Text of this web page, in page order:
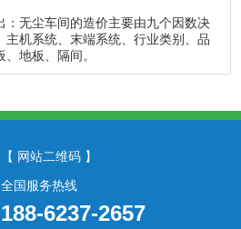
：无尘车间的造价主要由九个因数决
主机系统、末端系统、行业类别、品
地板、隔间。
【 网站二维码 】
全国服务热线
188-6237-2657